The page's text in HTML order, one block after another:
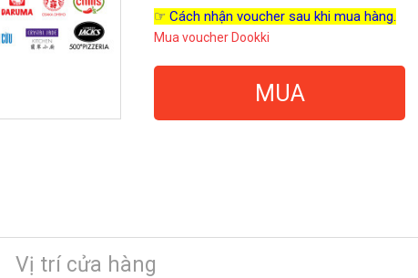
☞ Cách nhận voucher sau khi mua hàng.
Mua voucher Dookki
MUA
Vị trí cửa hàng